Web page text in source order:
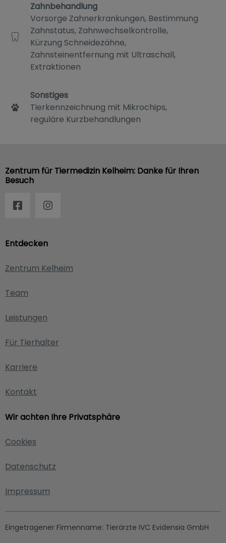
Zahnbehandlung
Vorsorge Zahnerkrankungen, Bestimmung
Zahnstatus, Zahnwechselkontrolle,
Kürzung Schneidezähne,
Zahnsteinentfernung mit Ultraschall,
Extraktionen
Sonstiges
Tierkennzeichnung mit Mikrochips,
reguläre Kurzbehandlungen
Entdecken
Zentrum Kelheim
Team
Leistungen
Für Tierhalter
Karriere
Kontakt
Wir achten Ihre Privatsphäre
Cookies
Datenschutz
Impressum
Zentrum für Tiermedizin Kelheim: Danke für Ihren
Besuch
Eingetragener Firmenname: Tierärzte IVC Evidensia GmbH